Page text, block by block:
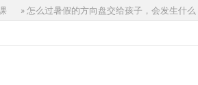
» 怎么过暑假的方向盘交给孩子，会发生什么？